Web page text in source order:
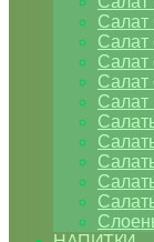
Салат
Салат
Салат
Салат
Салат